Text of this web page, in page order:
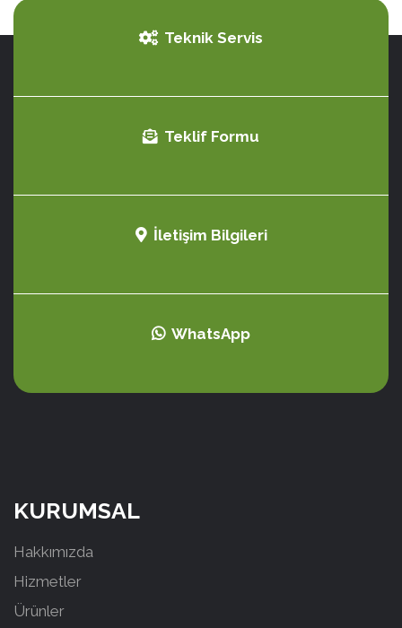
Teknik Servis
Teklif Formu
İletişim Bilgileri
WhatsApp
KURUMSAL
Hakkımızda
Hizmetler
Ürünler